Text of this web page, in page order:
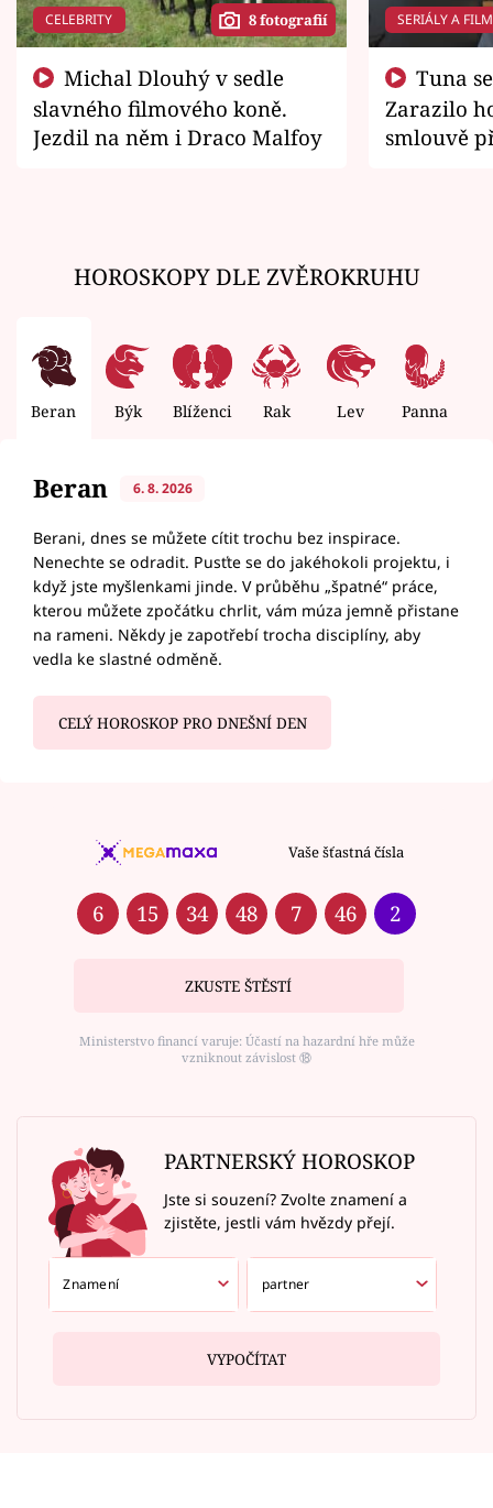
CELEBRITY 8 fotografií
slavného filmového koně.
Jezdil na něm i Draco Malfoy
SERIÁLY A
Zarazilo
smlouvě
HOROSKOPY DLE ZVĚROKRUHU
Beran Býk Blíženci Rak Lev Panna
Beran 6. 8. 2026
Berani, dnes se můžete cítit trochu bez inspirace.
Nenechte se odradit. Pusťte se do jakéhokoli projektu, i
když jste myšlenkami jinde. V průběhu „špatné“ práce,
kterou můžete zpočátku chrlit, vám múza jemně přistane
na rameni. Někdy je zapotřebí trocha disciplíny, aby
vedla ke slastné odměně.
CELÝ HOROSKOP PRO DNEŠNÍ DEN
Vaše šťastná čísla
6 15 34 48 7 46 2
ZKUSTE ŠTĚSTÍ
Ministerstvo financí varuje: Účastí na hazardní hře může
vzniknout závislost ⑱
PARTNERSKÝ HOROSKOP
Jste si souzení? Zvolte znamení a
zjistěte, jestli vám hvězdy přejí.
VYPOČÍTAT